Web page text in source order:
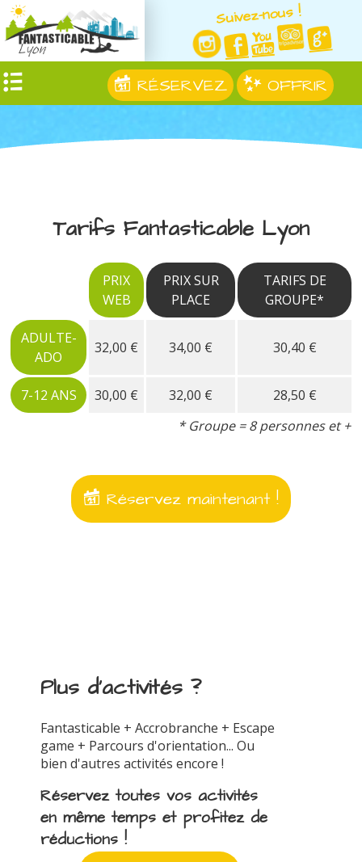
Suivez-nous !
RÉSERVEZ OFFRIR
Tarifs Fantasticable Lyon
PRIX
WEB
PRIX SUR
PLACE
TARIFS DE
GROUPE*
ADULTE-
ADO
32,00 € 34,00 € 30,40 €
7-12 ANS 30,00 € 32,00 €
28,50 €
* Groupe = 8 personnes et +
Réservez maintenant !
Plus d'activités ?
Fantasticable + Accrobranche + Escape
game + Parcours d'orientation... Ou
bien d'autres activités encore !
Réservez toutes vos activités
en même temps et profitez de
réductions !